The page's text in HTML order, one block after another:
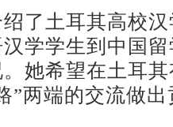
土耳其高校汉
学学生到中国
她希望在土耳
”两端的交流做